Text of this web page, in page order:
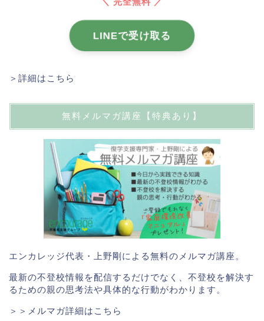
LINEで受け取る
＞詳細はこちら
無料メルマガ講座【特典あり】
エンカレッジ代表・上野剛による無料のメルマガ講座。
最新の不登校情報を配信するだけでなく、不登校を解決す
るための親の思考法や具体的な行動がわかります。
＞＞メルマガ詳細はこちら